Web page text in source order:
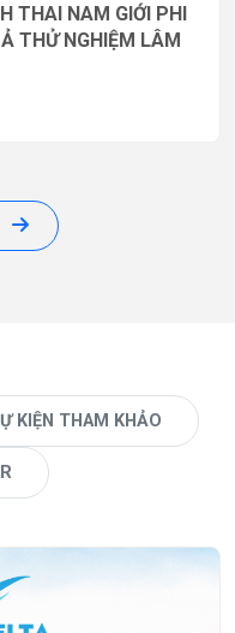
THAI NAM GIỚI PHI
THỬ NGHIỆM LÂM
KIỆN THAM KHẢO